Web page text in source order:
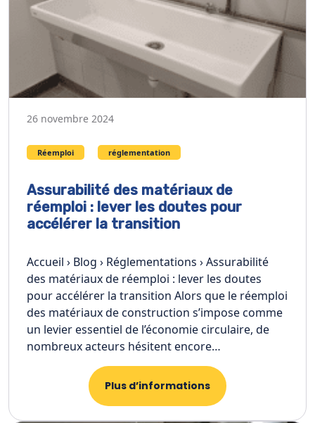
26 novembre 2024
Réemploi réglementation
Assurabilité des matériaux de
réemploi : lever les doutes pour
accélérer la transition
Accueil › Blog › Réglementations › Assurabilité
des matériaux de réemploi : lever les doutes
pour accélérer la transition Alors que le réemploi
des matériaux de construction s’impose comme
un levier essentiel de l’économie circulaire, de
nombreux acteurs hésitent encore…
Plus d’informations